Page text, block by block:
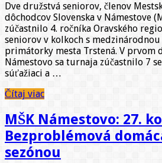
Dve družstvá seniorov, členov
dôchodcov Slovenska v Námestove
zúčastnilo 4. ročníka Oravského
seniorov v kolkoch s
primátorky mesta Trstená. V prvom
Námestovo sa turnaja zúčastnilo 7
súťažiaci a …
Čítaj viac
MŠK Námestovo: 27.
Bezproblémová
sezónou